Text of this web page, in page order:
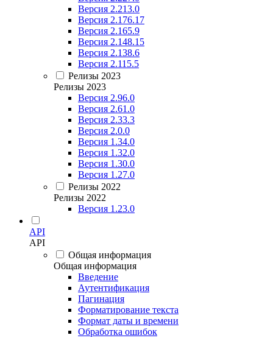
Версия 2.213.0
Версия 2.176.17
Версия 2.165.9
Версия 2.148.15
Версия 2.138.6
Версия 2.115.5
Релизы 2023
Релизы 2023
Версия 2.96.0
Версия 2.61.0
Версия 2.33.3
Версия 2.0.0
Версия 1.34.0
Версия 1.32.0
Версия 1.30.0
Версия 1.27.0
Релизы 2022
Релизы 2022
Версия 1.23.0
API
API
Общая информация
Общая информация
Введение
Аутентификация
Пагинация
Форматирование текста
Формат даты и времени
Обработка ошибок